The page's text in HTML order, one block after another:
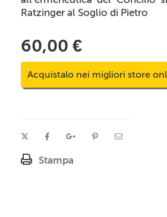
Ratzinger al Soglio di Pietro
60,00 €
Acquistalo nei migliori store
Stampa